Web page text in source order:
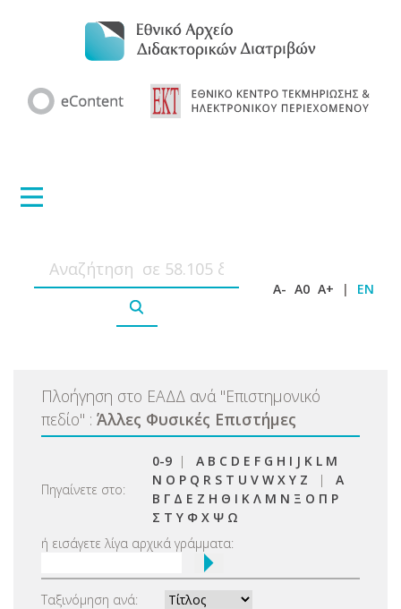
A- A0 A+ | EN
Πλοήγηση στο ΕΑΔΔ ανά "Επιστημονικό
πεδίο" : Άλλες Φυσικές Επιστήμες
Πηγαίνετε στο:
0-9 | A B C D E F G H I J K L M
N O P Q R S T U V W X Y Z | Α
Β Γ Δ Ε Ζ Η Θ Ι Κ Λ Μ Ν Ξ Ο Π Ρ
Σ Τ Υ Φ Χ Ψ Ω
ή εισάγετε λίγα αρχικά γράμματα:
Ταξινόμηση ανά: